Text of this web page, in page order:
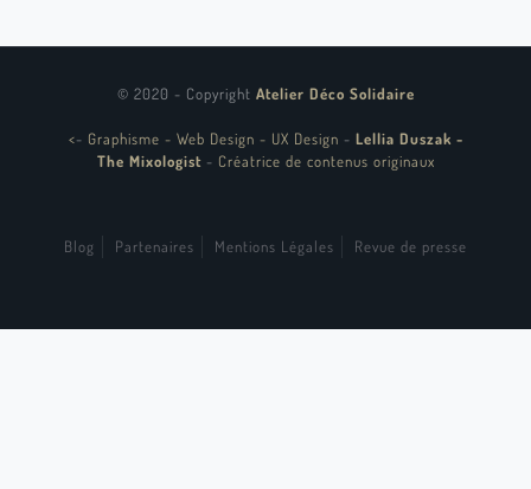
© 2020 - Copyright Atelier Déco Solidaire
<- Graphisme - Web Design - UX Design - Lellia Duszak -
The Mixologist - Créatrice de contenus originaux
Blog Partenaires Mentions Légales Revue de presse